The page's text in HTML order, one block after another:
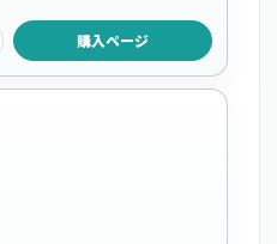
購入ページ